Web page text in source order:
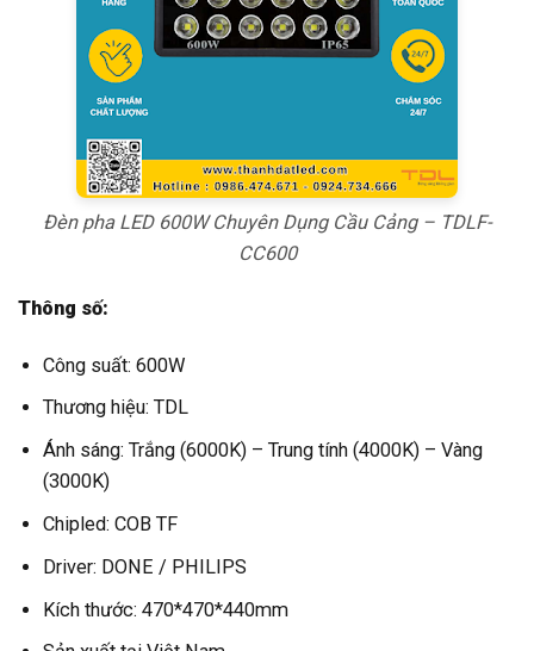
Đèn pha LED 600W Chuyên Dụng Cầu Cảng – TDLF-
CC600
Thông số:
Công suất: 600W
Thương hiệu: TDL
Ánh sáng: Trắng (6000K) – Trung tính (4000K) – Vàng
(3000K)
Chipled: COB TF
Driver: DONE / PHILIPS
Kích thước: 470*470*440mm